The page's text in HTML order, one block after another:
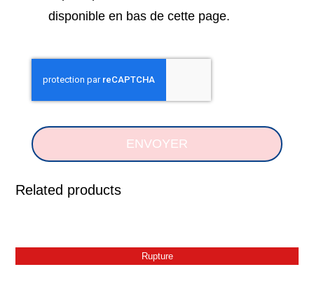
disponible en bas de cette page.
ENVOYER
Related products
Rupture